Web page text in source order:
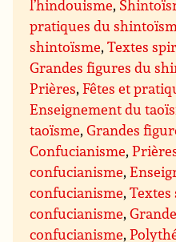
l’hindouisme,
pratiques du
shintoïsme,Textes
Grandes figures du
Prières,Fêtes et
Enseignement du
taoïsme,Grandes
Confucianisme,
confucianisme,
confucianisme,
confucianisme,
confucianisme,